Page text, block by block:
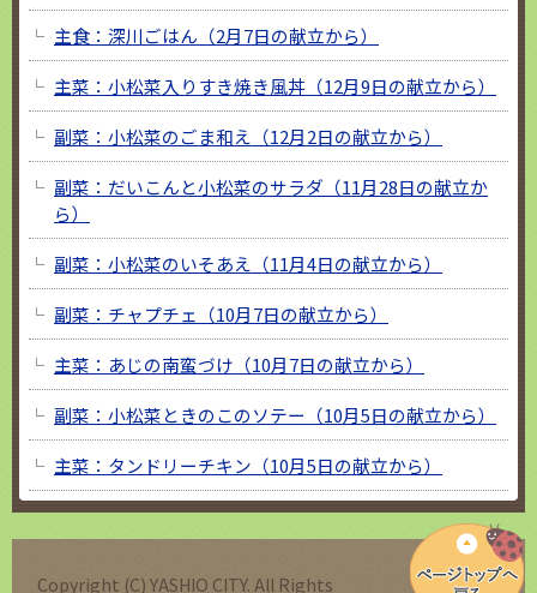
主食：深川ごはん（2月7日の献立から）
主菜：小松菜入りすき焼き風丼（12月9日の献立から）
副菜：小松菜のごま和え（12月2日の献立から）
副菜：だいこんと小松菜のサラダ（11月28日の献立か
ら）
副菜：小松菜のいそあえ（11月4日の献立から）
副菜：チャプチェ（10月7日の献立から）
主菜：あじの南蛮づけ（10月7日の献立から）
副菜：小松菜ときのこのソテー（10月5日の献立から）
主菜：タンドリーチキン（10月5日の献立から）
Copyright (C) YASHIO CITY. All Rights